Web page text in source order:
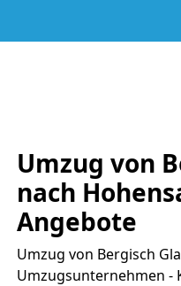
Umzug von
nach
Angebote
Umzug von Bergisch
Umzugsunternehmen -